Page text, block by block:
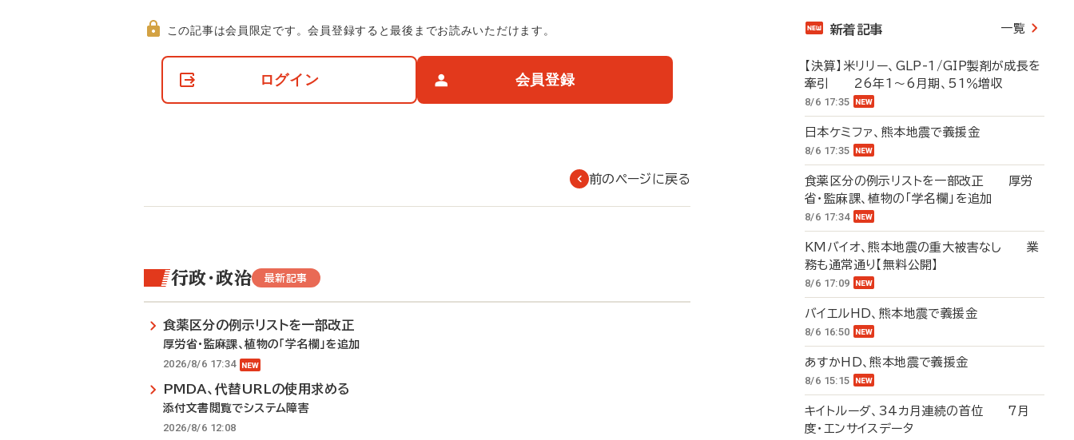
て
この記事は会員限定です。会員登録すると最後までお読みいただけます。
ログイン 会員登録
前のページに戻る
行政・政治 最新記事
食薬区分の例示リストを一部改正
厚労省・監麻課、植物の「学名欄」を追加
2026/8/6 17:34
PMDA、代替URLの使用求める
添付文書閲覧でシステム障害
2026/8/6 12:08
新着記事 一覧
【決算】米リリー、GLP-1/GIP製剤が成長を
牽引 26年1～6月期、51％増収
8/6 17:35
日本ケミファ、熊本地震で義援金
8/6 17:35
食薬区分の例示リストを一部改正 厚労
省・監麻課、植物の「学名欄」を追加
8/6 17:34
KMバイオ、熊本地震の重大被害なし 業
務も通常通り【無料公開】
8/6 17:09
バイエルHD、熊本地震で義援金
8/6 16:50
あすかHD、熊本地震で義援金
8/6 15:15
キイトルーダ、34カ月連続の首位 7月
度・エンサイスデータ